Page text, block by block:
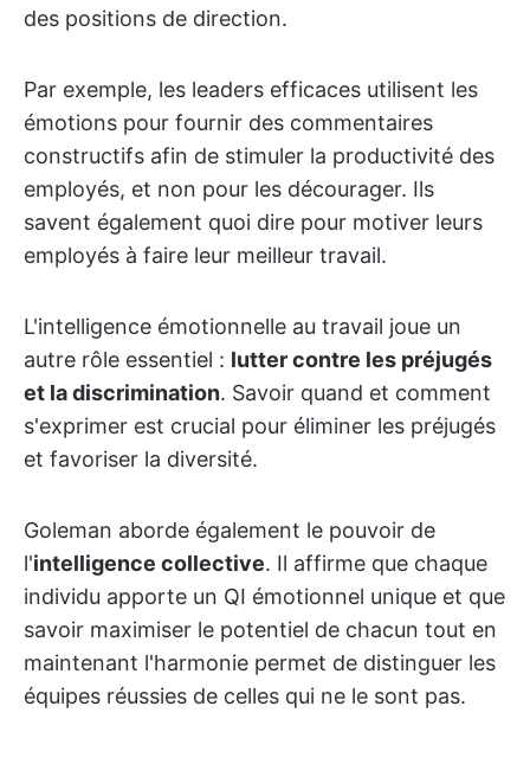
des positions de direction.
Par exemple, les leaders efficaces utilisent les
émotions pour fournir des commentaires
constructifs afin de stimuler la productivité des
employés, et non pour les décourager. Ils
savent également quoi dire pour motiver leurs
employés à faire leur meilleur travail.
L'intelligence émotionnelle au travail joue un
autre rôle essentiel : lutter contre les préjugés
et la discrimination. Savoir quand et comment
s'exprimer est crucial pour éliminer les préjugés
et favoriser la diversité.
Goleman aborde également le pouvoir de
l'intelligence collective. Il affirme que chaque
individu apporte un QI émotionnel unique et que
savoir maximiser le potentiel de chacun tout en
maintenant l'harmonie permet de distinguer les
équipes réussies de celles qui ne le sont pas.